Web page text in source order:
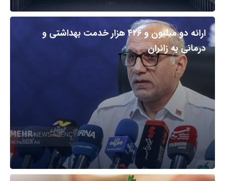
ارائه دو میلیون و ۴۲۶ هزار خدمت بهداشتی و
درمانی به زائران